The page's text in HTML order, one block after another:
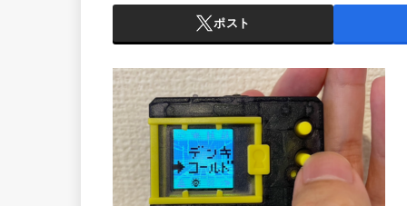
ポスト